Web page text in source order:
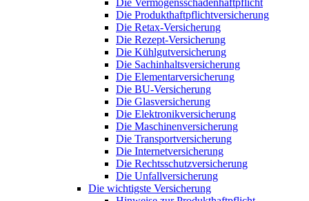
Die Vermögensschadenhaftpflicht
Die Produkthaftpflichtversicherung
Die Retax-Versicherung
Die Rezept-Versicherung
Die Kühlgutversicherung
Die Sachinhaltsversicherung
Die Elementarversicherung
Die BU-Versicherung
Die Glasversicherung
Die Elektronikversicherung
Die Maschinenversicherung
Die Transportversicherung
Die Internetversicherung
Die Rechtsschutzversicherung
Die Unfallversicherung
Die wichtigste Versicherung